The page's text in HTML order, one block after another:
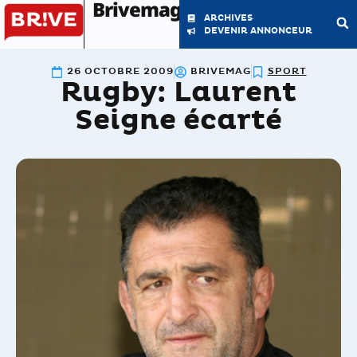
Brivemag'
ARCHIVES
DEVENIR ANNONCEUR
26 OCTOBRE 2009 BRIVEMAG SPORT
Rugby: Laurent
Seigne écarté